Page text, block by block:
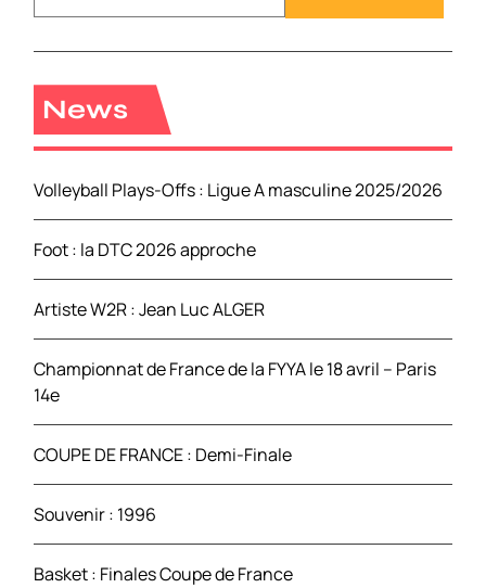
c
h
h
e
:
News
Volleyball Plays-Offs : Ligue A masculine 2025/2026
Foot : la DTC 2026 approche
Artiste W2R : Jean Luc ALGER
Championnat de France de la FYYA le 18 avril – Paris
14e
COUPE DE FRANCE : Demi-Finale
Souvenir : 1996
Basket : Finales Coupe de France